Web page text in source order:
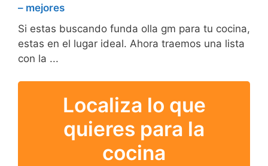
– mejores
Si estas buscando funda olla gm para tu cocina,
estas en el lugar ideal. Ahora traemos una lista
con la ...
Localiza lo que
quieres para la
cocina